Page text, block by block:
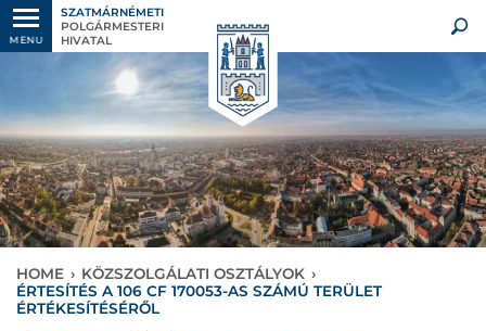
MENU
SZATMÁRNÉMETI
POLGÁRMESTERI
HIVATAL
HOME › KÖZSZOLGÁLATI OSZTÁLYOK ›
ÉRTESÍTÉS A 106 CF 170053-AS SZÁMÚ TERÜLET
ÉRTÉKESÍTÉSÉRŐL